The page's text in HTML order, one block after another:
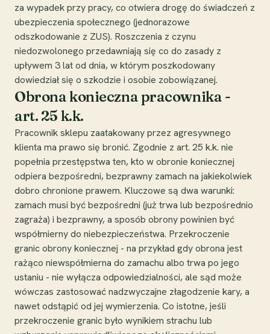
za wypadek przy pracy, co otwiera drogę do świadczeń z
ubezpieczenia społecznego (jednorazowe
odszkodowanie z ZUS). Roszczenia z czynu
niedozwolonego przedawniają się co do zasady z
upływem 3 lat od dnia, w którym poszkodowany
dowiedział się o szkodzie i osobie zobowiązanej.
Obrona konieczna pracownika -
art. 25 k.k.
Pracownik sklepu zaatakowany przez agresywnego
klienta ma prawo się bronić. Zgodnie z art. 25 k.k. nie
popełnia przestępstwa ten, kto w obronie koniecznej
odpiera bezpośredni, bezprawny zamach na jakiekolwiek
dobro chronione prawem. Kluczowe są dwa warunki:
zamach musi być bezpośredni (już trwa lub bezpośrednio
zagraża) i bezprawny, a sposób obrony powinien być
współmierny do niebezpieczeństwa. Przekroczenie
granic obrony koniecznej - na przykład gdy obrona jest
rażąco niewspółmierna do zamachu albo trwa po jego
ustaniu - nie wyłącza odpowiedzialności, ale sąd może
wówczas zastosować nadzwyczajne złagodzenie kary, a
nawet odstąpić od jej wymierzenia. Co istotne, jeśli
przekroczenie granic było wynikiem strachu lub